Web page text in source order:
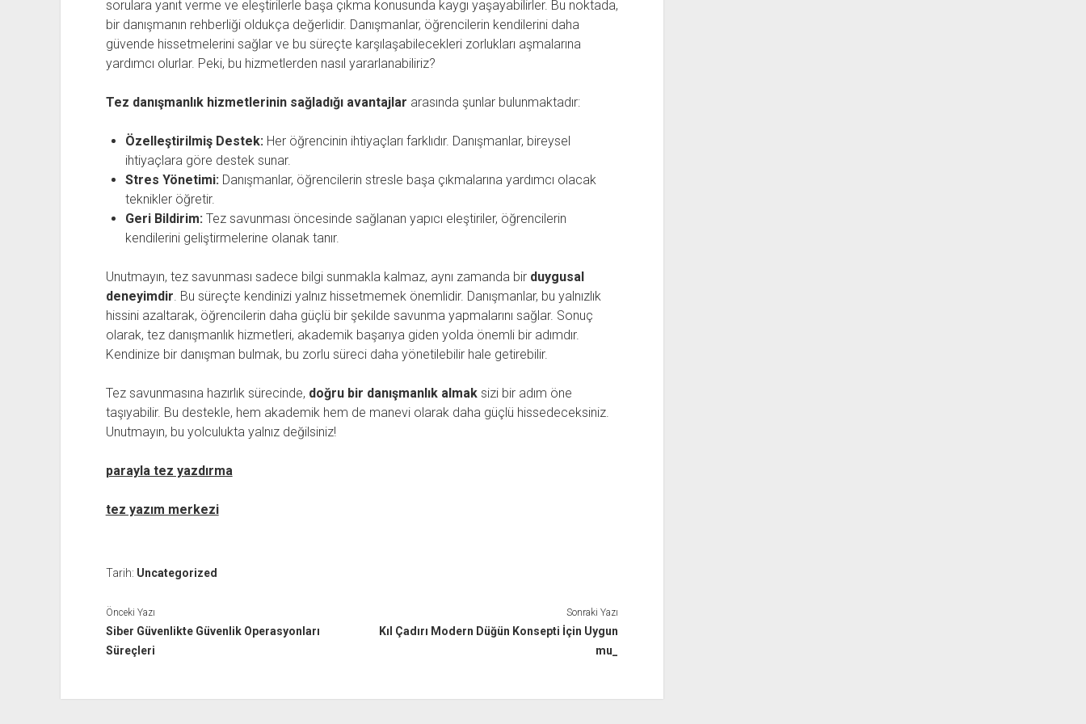
sorulara yanıt verme ve eleştirilerle başa çıkma konusunda kaygı yaşayabilirler. Bu noktada,
bir danışmanın rehberliği oldukça değerlidir. Danışmanlar, öğrencilerin kendilerini daha
güvende hissetmelerini sağlar ve bu süreçte karşılaşabilecekleri zorlukları aşmalarına
yardımcı olurlar. Peki, bu hizmetlerden nasıl yararlanabiliriz?
Tez danışmanlık hizmetlerinin sağladığı avantajlar arasında şunlar bulunmaktadır:
Özelleştirilmiş Destek:Her öğrencinin ihtiyaçları farklıdır. Danışmanlar, bireysel
ihtiyaçlara göre destek sunar.
Stres Yönetimi:Danışmanlar, öğrencilerin stresle başa çıkmalarına yardımcı olacak
teknikler öğretir.
Geri Bildirim:Tez savunması öncesinde sağlanan yapıcı eleştiriler, öğrencilerin
kendilerini geliştirmelerine olanak tanır.
Unutmayın, tez savunması sadece bilgi sunmakla kalmaz, aynı zamanda bir duygusal
deneyimdir. Bu süreçte kendinizi yalnız hissetmemek önemlidir. Danışmanlar, bu yalnızlık
hissini azaltarak, öğrencilerin daha güçlü bir şekilde savunma yapmalarını sağlar. Sonuç
olarak, tez danışmanlık hizmetleri, akademik başarıya giden yolda önemli bir adımdır.
Kendinize bir danışman bulmak, bu zorlu süreci daha yönetilebilir hale getirebilir.
Tez savunmasına hazırlık sürecinde, doğru bir danışmanlık almaksizi bir adım öne
taşıyabilir. Bu destekle, hem akademik hem de manevi olarak daha güçlü hissedeceksiniz.
Unutmayın, bu yolculukta yalnız değilsiniz!
parayla tez yazdırma
tez yazım merkezi
Tarih: Uncategorized
Önceki Yazı
Siber Güvenlikte Güvenlik Operasyonları
Süreçleri
Sonraki Yazı
Kıl Çadırı Modern Düğün Konsepti İçin Uygun
mu_